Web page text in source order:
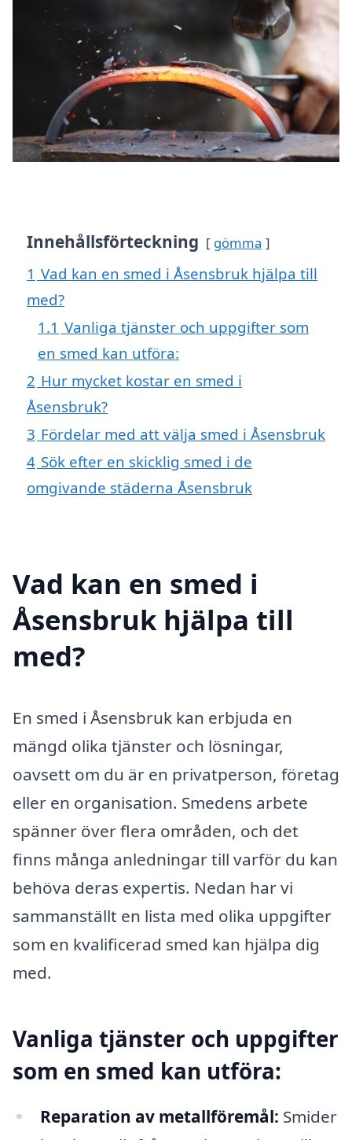
Innehållsförteckning gömma
1 Vad kan en smed i Åsensbruk hjälpa till
med?
1.1 Vanliga tjänster och uppgifter som
en smed kan utföra:
2 Hur mycket kostar en smed i
Åsensbruk?
3 Fördelar med att välja smed i Åsensbruk
4 Sök efter en skicklig smed i de
omgivande städerna Åsensbruk
Vad kan en smed i
Åsensbruk hjälpa till
med?
En smed i Åsensbruk kan erbjuda en
mängd olika tjänster och lösningar,
oavsett om du är en privatperson, företag
eller en organisation. Smedens arbete
spänner över flera områden, och det
finns många anledningar till varför du kan
behöva deras expertis. Nedan har vi
sammanställt en lista med olika uppgifter
som en kvalificerad smed kan hjälpa dig
med.
Vanliga tjänster och uppgifter
som en smed kan utföra:
Reparation av metallföremål: Smider